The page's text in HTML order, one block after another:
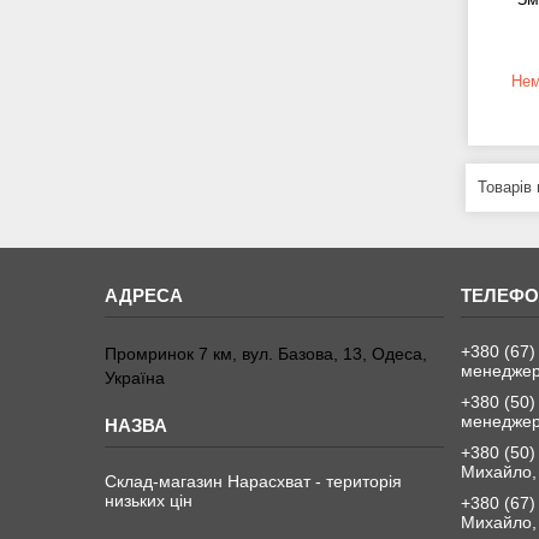
Промринок 7 км, вул. Базова, 13, Одеса,
Україна
Склад-магазин Нарасхват - територія
низьких цін
+380
+380
+380
Михайло,
+380
Михайло,